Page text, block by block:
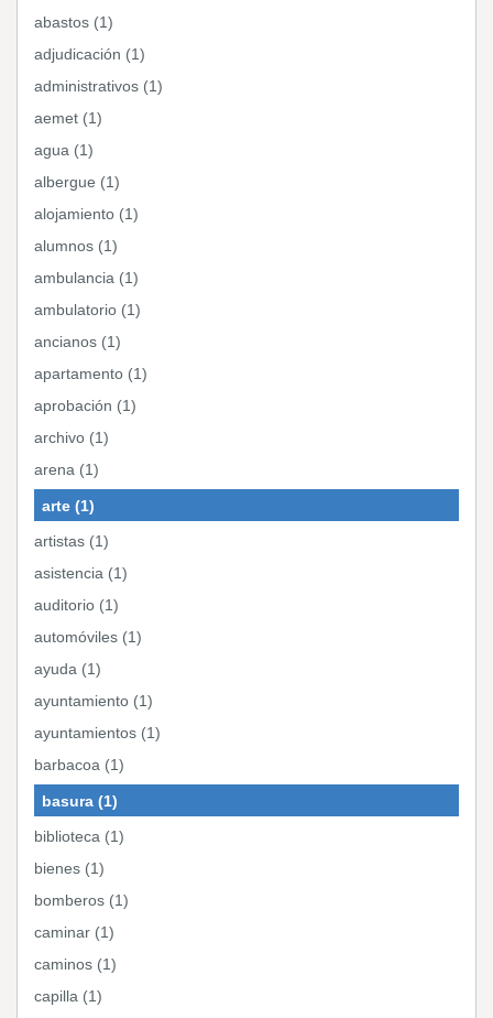
abastos (1)
adjudicación (1)
administrativos (1)
aemet (1)
agua (1)
albergue (1)
alojamiento (1)
alumnos (1)
ambulancia (1)
ambulatorio (1)
ancianos (1)
apartamento (1)
aprobación (1)
archivo (1)
arena (1)
arte (1)
artistas (1)
asistencia (1)
auditorio (1)
automóviles (1)
ayuda (1)
ayuntamiento (1)
ayuntamientos (1)
barbacoa (1)
basura (1)
biblioteca (1)
bienes (1)
bomberos (1)
caminar (1)
caminos (1)
capilla (1)